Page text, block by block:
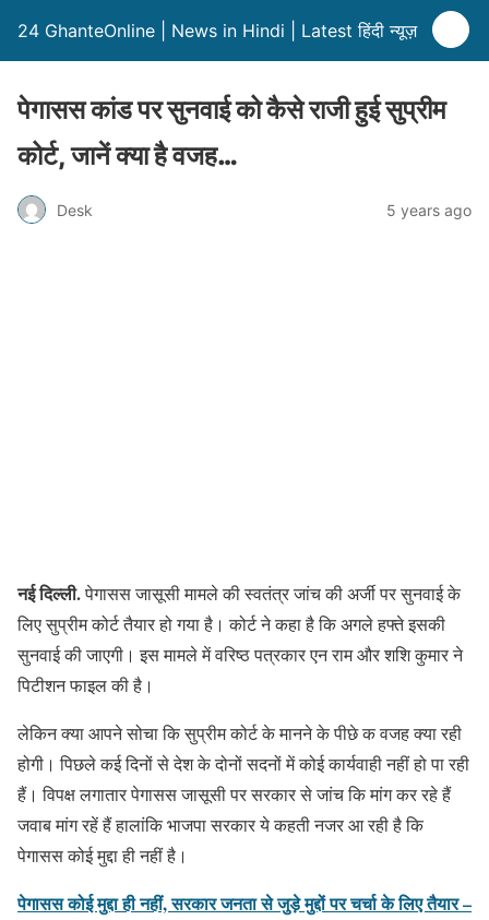
24 GhanteOnline | News in Hindi | Latest हिंदी न्यूज़
पेगासस कांड पर सुनवाई को कैसे राजी हुई सुप्रीम
कोर्ट, जानें क्या है वजह…
Desk 5 years ago
नई दिल्ली.पेगासस जासूसी मामले की स्वतंत्र जांच की अर्जी पर सुनवाई के
लिए सुप्रीम कोर्ट तैयार हो गया है। कोर्ट ने कहा है कि अगले हफ्ते इसकी
सुनवाई की जाएगी। इस मामले में वरिष्ठ पत्रकार एन राम और शशि कुमार ने
पिटीशन फाइल की है।
लेकिन क्या आपने सोचा कि सुप्रीम कोर्ट के मानने के पीछे क वजह क्या रही
होगी। पिछले कई दिनों से देश के दोनों सदनों में कोई कार्यवाही नहीं हो पा रही
हैं। विपक्ष लगातार पेगासस जासूसी पर सरकार से जांच कि मांग कर रहे हैं
जवाब मांग रहें हैं हालांकि भाजपा सरकार ये कहती नजर आ रही है कि
पेगासस कोई मुद्दा ही नहीं है।
पेगासस कोई मुद्दा ही नहीं, सरकार जनता से जुड़े मुद्दों पर चर्चा के लिए तैयार –